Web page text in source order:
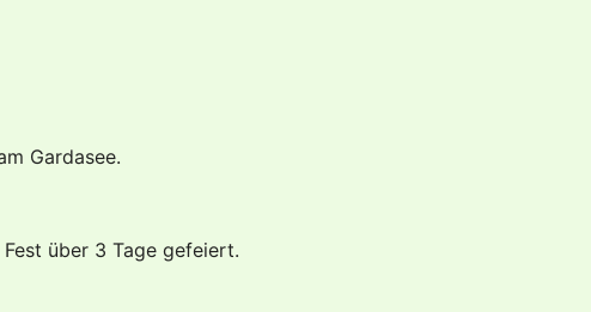
Gardasee.
über 3 Tage gefeiert.